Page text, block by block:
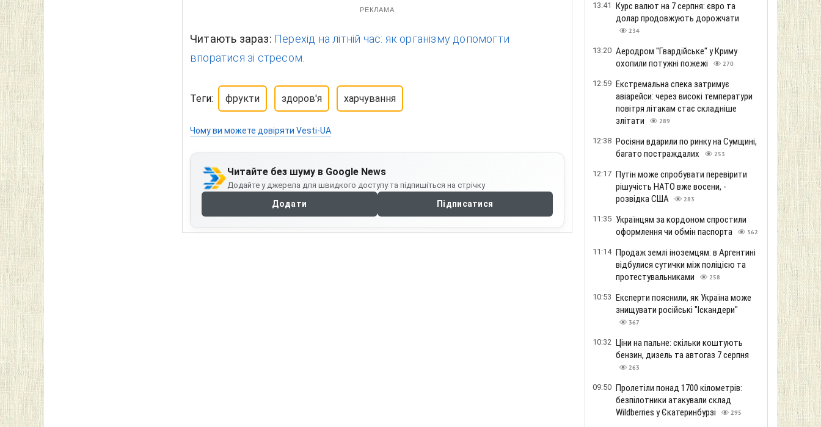
РЕКЛАМА
Читають зараз: Перехід на літній час: як організму допомогти
впоратися зі стресом.
Теги: фрукти здоров'я харчування
Чому ви можете довіряти Vesti-UA
Читайте без шуму в Google News
Додайте у джерела для швидкого доступу та підпишіться на стрічку
Додати Підписатися
13:41 Курс валют на 7 серпня: євро та
долар продовжують дорожчати
234
13:20 Аеродром "Гвардійське" у Криму
охопили потужні пожежі
270
12:59 Екстремальна спека затримує
авіарейси: через високі температури
повітря літакам стає складніше
злітати
289
12:38 Росіяни вдарили по ринку на Сумщині,
багато постраждалих
253
12:17 Путін може спробувати перевірити
рішучість НАТО вже восени, -
розвідка США
283
11:35 Українцям за кордоном спростили
оформлення чи обмін паспорта
362
11:14 Продаж землі іноземцям: в Аргентині
відбулися сутички між поліцією та
протестувальниками
258
10:53 Експерти пояснили, як Україна може
знищувати російські "Іскандери"
367
10:32 Ціни на пальне: скільки коштують
бензин, дизель та автогаз 7 серпня
263
09:50 Пролетіли понад 1700 кілометрів:
безпілотники атакували склад
Wildberries у Єкатеринбурзі
295